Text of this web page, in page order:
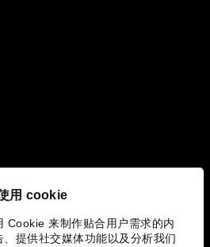
用 cookie
Cookie 来制作贴合用户需求的内
、提供社交媒体功能以及分析我们